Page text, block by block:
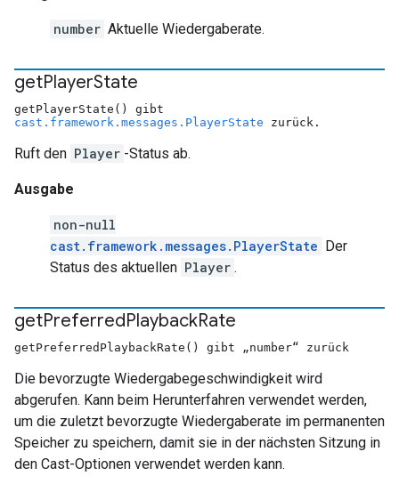
number Aktuelle Wiedergaberate.
getPlayerState
getPlayerState() gibt
cast.framework.messages.PlayerState zurück.
Ruft den Player -Status ab.
Ausgabe
non-null
cast.framework.messages.PlayerState Der
Status des aktuellen Player .
getPreferredPlaybackRate
getPreferredPlaybackRate() gibt „number“ zurück
Die bevorzugte Wiedergabegeschwindigkeit wird
abgerufen. Kann beim Herunterfahren verwendet werden,
um die zuletzt bevorzugte Wiedergaberate im permanenten
Speicher zu speichern, damit sie in der nächsten Sitzung in
den Cast-Optionen verwendet werden kann.